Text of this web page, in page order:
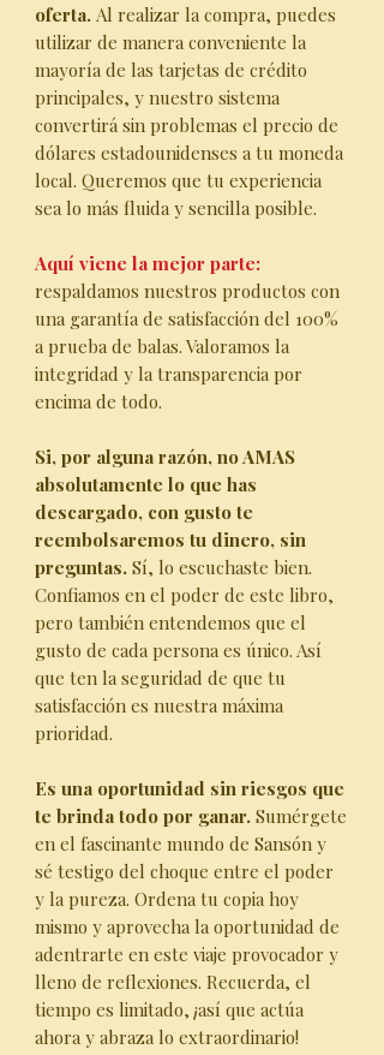
oferta. Al realizar la compra, puedes
utilizar de manera conveniente la
mayoría de las tarjetas de crédito
principales, y nuestro sistema
convertirá sin problemas el precio de
dólares estadounidenses a tu moneda
local. Queremos que tu experiencia
sea lo más fluida y sencilla posible.
Aquí viene la mejor parte:
respaldamos nuestros productos con
una garantía de satisfacción del 100%
a prueba de balas. Valoramos la
integridad y la transparencia por
encima de todo.
Si, por alguna razón, no AMAS
absolutamente lo que has
descargado, con gusto te
reembolsaremos tu dinero, sin
preguntas. Sí, lo escuchaste bien.
Confiamos en el poder de este libro,
pero también entendemos que el
gusto de cada persona es único. Así
que ten la seguridad de que tu
satisfacción es nuestra máxima
prioridad.
Es una oportunidad sin riesgos que
te brinda todo por ganar. Sumérgete
en el fascinante mundo de Sansón y
sé testigo del choque entre el poder
y la pureza. Ordena tu copia hoy
mismo y aprovecha la oportunidad de
adentrarte en este viaje provocador y
lleno de reflexiones. Recuerda, el
tiempo es limitado, ¡así que actúa
ahora y abraza lo extraordinario!